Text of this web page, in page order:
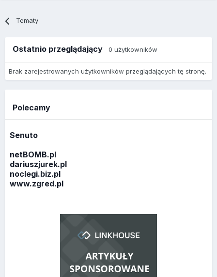
Tematy
Ostatnio przeglądający 0 użytkowników
Brak zarejestrowanych użytkowników przeglądających tę stronę.
Polecamy
Senuto
netBOMB.pl
dariuszjurek.pl
noclegi.biz.pl
www.zgred.pl